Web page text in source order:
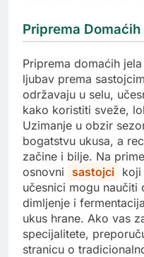
Priprema
Priprema domaćih
ljubav prema
održavaju u selu,
kako koristiti sveže,
Uzimanje u obzir
bogatstvu ukusa, a
začine i bilje. Na
osnovni
sastojci koji
učesnici mogu naučiti
dimljenje i
ukus hrane. Ako vas
specijalitete,
stranicu o